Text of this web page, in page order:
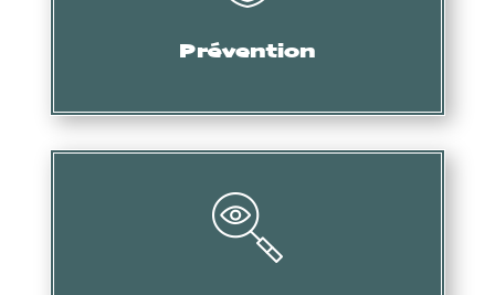
Prévention
Audit, formation, etc.
Collecte d’informations, de preuves, etc.